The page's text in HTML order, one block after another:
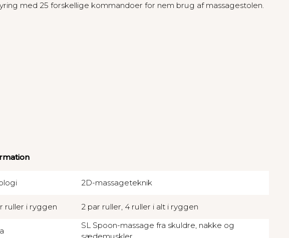
med 25 forskellige kommandoer for nem brug af massagestolen.
2D-massageteknik
ruller i ryggen 2 par ruller, 4 ruller i alt i ryggen
SL Spoon-massage fra skuldre, nakke og